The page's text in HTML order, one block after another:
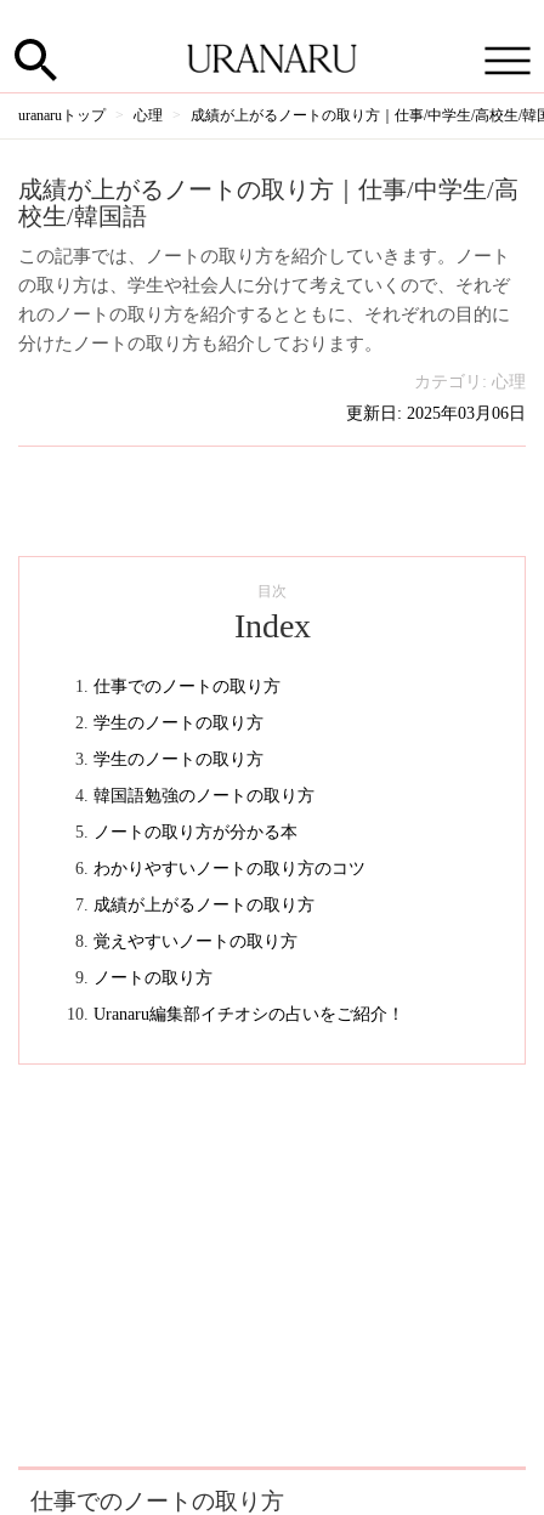
uranaruトップ 心理 成績が上がるノートの取り方｜仕事/中学生/高校生/韓
成績が上がるノートの取り方｜仕事/中学生/高
校生/韓国語
この記事では、ノートの取り方を紹介していきます。ノート
の取り方は、学生や社会人に分けて考えていくので、それぞ
れのノートの取り方を紹介するとともに、それぞれの目的に
分けたノートの取り方も紹介しております。
カテゴリ: 心理
更新日: 2025年03月06日
目次
Index
仕事でのノートの取り方
学生のノートの取り方
学生のノートの取り方
韓国語勉強のノートの取り方
ノートの取り方が分かる本
わかりやすいノートの取り方のコツ
成績が上がるノートの取り方
覚えやすいノートの取り方
ノートの取り方
Uranaru編集部イチオシの占いをご紹介！
仕事でのノートの取り方